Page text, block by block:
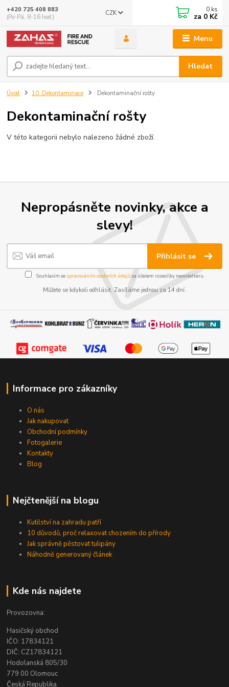
Menu
CZK
Hledat
+420 725 408 883
(Po-Pá, 8-16 hod.)
0 ks
za 0 Kč
Úvod 10. Dekontaminace Dekontaminační rošty
Dekontaminační rošty
V této kategorii nebylo nalezeno žádné zboží.
Nepropásněte novinky, akce a
slevy!
Přihlásit se
Souhlasím se zpracováním osobních údajůza účelem rozesílky newsletteru.
Můžete se kdykoli odhlásit. Zasíláme jednou za 14 dní.
Informace pro zákazníky
O nás
Jak nakupovat
Obchodní podmínky
Fotogalerie
Kontakty
Blog
Nejčtenější na blogu
Kutilství na zahradu patří
10 důvodů, proč relaxovat chozením do přírody
Jak správně pěstovat tulipány
Náhodně generovaný článek
Kde nás najdete
Provozovna:
Hasičský obchod
IČO: 17834121
DIČ: CZ17834121
Hodolanská 805/30
779 00 Olomouc
Česká Republika